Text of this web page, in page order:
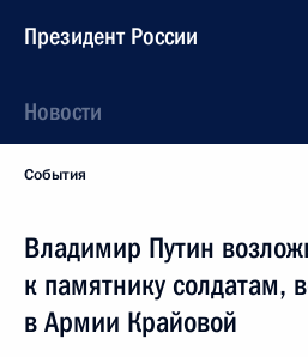
Президент России
Новости
События
Владимир Путин
к памятнику солдатам,
в Армии Крайовой